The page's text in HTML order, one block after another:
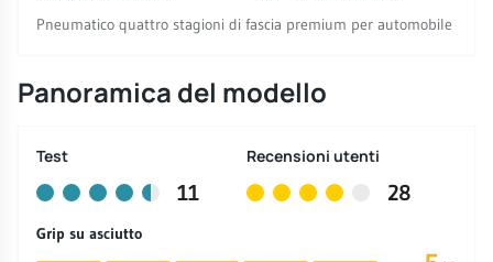
Pneumatico quattro stagioni di fascia premium per automobile
Panoramica del modello
Test
11
Recensioni utenti
28
Grip su asciutto